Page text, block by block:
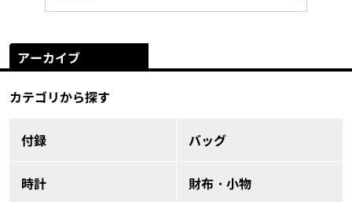
アーカイブ
カテゴリから探す
付録 バッグ
時計 財布・小物